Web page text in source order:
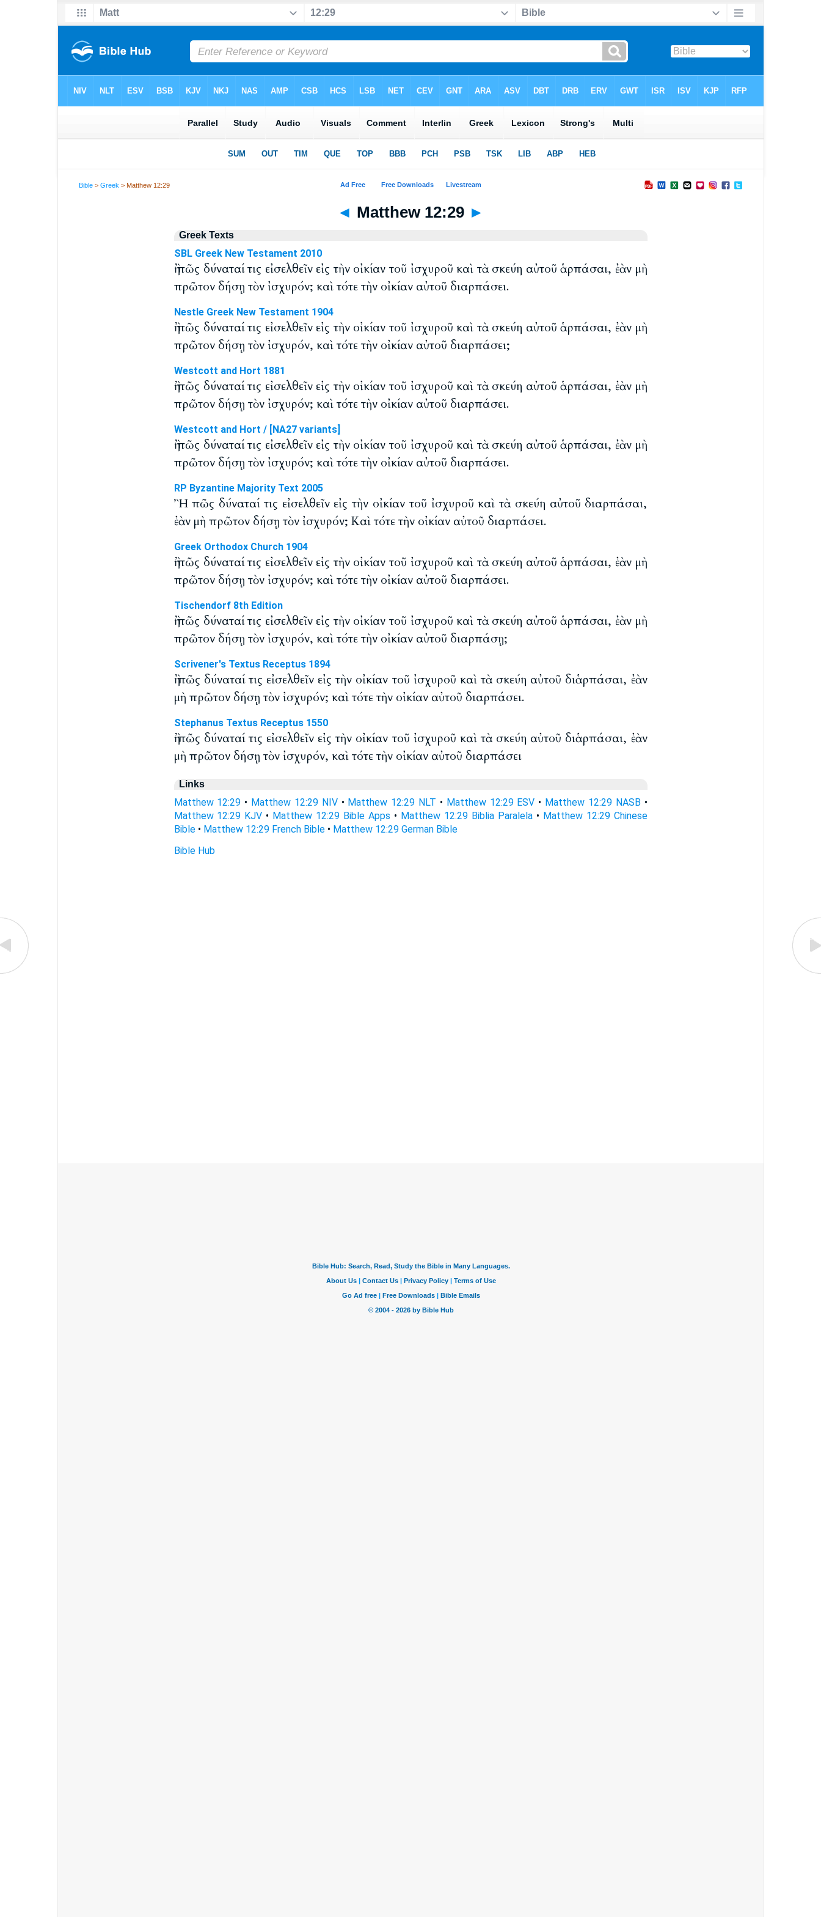
Bible >Greek > Matthew 12:29
◄ Matthew 12:29 ►
Greek Texts
SBL Greek New Testament 2010
ἢ πῶς δύναταί τις εἰσελθεῖν εἰς τὴν οἰκίαν τοῦ ἰσχυροῦ καὶ τὰ σκεύη αὐτοῦ ἁρπάσαι, ἐὰν μὴ
πρῶτον δήσῃ τὸν ἰσχυρόν; καὶ τότε τὴν οἰκίαν αὐτοῦ διαρπάσει.
Nestle Greek New Testament 1904
ἢ πῶς δύναταί τις εἰσελθεῖν εἰς τὴν οἰκίαν τοῦ ἰσχυροῦ καὶ τὰ σκεύη αὐτοῦ ἁρπάσαι, ἐὰν μὴ
πρῶτον δήσῃ τὸν ἰσχυρόν, καὶ τότε τὴν οἰκίαν αὐτοῦ διαρπάσει;
Westcott and Hort 1881
ἢ πῶς δύναταί τις εἰσελθεῖν εἰς τὴν οἰκίαν τοῦ ἰσχυροῦ καὶ τὰ σκεύη αὐτοῦ ἁρπάσαι, ἐὰν μὴ
πρῶτον δήσῃ τὸν ἰσχυρόν; καὶ τότε τὴν οἰκίαν αὐτοῦ διαρπάσει.
Westcott and Hort / [NA27 variants]
ἢ πῶς δύναταί τις εἰσελθεῖν εἰς τὴν οἰκίαν τοῦ ἰσχυροῦ καὶ τὰ σκεύη αὐτοῦ ἁρπάσαι, ἐὰν μὴ
πρῶτον δήσῃ τὸν ἰσχυρόν; καὶ τότε τὴν οἰκίαν αὐτοῦ διαρπάσει.
RP Byzantine Majority Text 2005
Ἢ πῶς δύναταί τις εἰσελθεῖν εἰς τὴν οἰκίαν τοῦ ἰσχυροῦ καὶ τὰ σκεύη αὐτοῦ διαρπάσαι,
ἐὰν μὴ πρῶτον δήσῃ τὸν ἰσχυρόν; Καὶ τότε τὴν οἰκίαν αὐτοῦ διαρπάσει.
Greek Orthodox Church 1904
ἢ πῶς δύναταί τις εἰσελθεῖν εἰς τὴν οἰκίαν τοῦ ἰσχυροῦ καὶ τὰ σκεύη αὐτοῦ ἁρπάσαι, ἐὰν μὴ
πρῶτον δήσῃ τὸν ἰσχυρόν; καὶ τότε τὴν οἰκίαν αὐτοῦ διαρπάσει.
Tischendorf 8th Edition
ἢ πῶς δύναταί τις εἰσελθεῖν εἰς τὴν οἰκίαν τοῦ ἰσχυροῦ καὶ τὰ σκεύη αὐτοῦ ἁρπάσαι, ἐὰν μὴ
πρῶτον δήσῃ τὸν ἰσχυρόν, καὶ τότε τὴν οἰκίαν αὐτοῦ διαρπάσῃ;
Scrivener's Textus Receptus 1894
ἢ πῶς δύναταί τις εἰσελθεῖν εἰς τὴν οἰκίαν τοῦ ἰσχυροῦ καὶ τὰ σκεύη αὐτοῦ διἁρπάσαι, ἐὰν
μὴ πρῶτον δήσῃ τὸν ἰσχυρόν; καὶ τότε τὴν οἰκίαν αὐτοῦ διαρπάσει.
Stephanus Textus Receptus 1550
ἢ πῶς δύναταί τις εἰσελθεῖν εἰς τὴν οἰκίαν τοῦ ἰσχυροῦ καὶ τὰ σκεύη αὐτοῦ διἁρπάσαι, ἐὰν
μὴ πρῶτον δήσῃ τὸν ἰσχυρόν, καὶ τότε τὴν οἰκίαν αὐτοῦ διαρπάσει
Links
Matthew 12:29 • Matthew 12:29 NIV• Matthew 12:29 NLT • Matthew 12:29 ESV • Matthew 12:29 NASB •
Matthew 12:29 KJV • Matthew 12:29 Bible Apps • Matthew 12:29 Biblia Paralela• Matthew 12:29 Chinese
Bible• Matthew 12:29 French Bible• Matthew 12:29 German Bible
Bible Hub